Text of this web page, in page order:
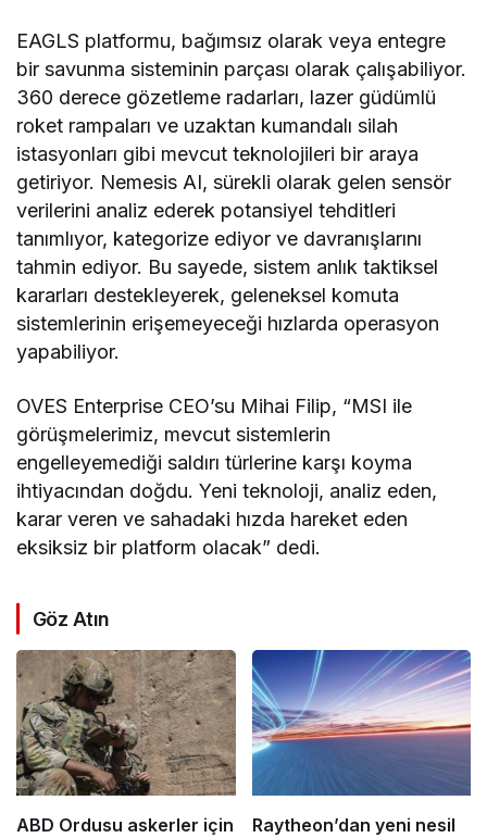
EAGLS platformu, bağımsız olarak veya entegre
bir savunma sisteminin parçası olarak çalışabiliyor.
360 derece gözetleme radarları, lazer güdümlü
roket rampaları ve uzaktan kumandalı silah
istasyonları gibi mevcut teknolojileri bir araya
getiriyor. Nemesis AI, sürekli olarak gelen sensör
verilerini analiz ederek potansiyel tehditleri
tanımlıyor, kategorize ediyor ve davranışlarını
tahmin ediyor. Bu sayede, sistem anlık taktiksel
kararları destekleyerek, geleneksel komuta
sistemlerinin erişemeyeceği hızlarda operasyon
yapabiliyor.
OVES Enterprise CEO’su Mihai Filip, “MSI ile
görüşmelerimiz, mevcut sistemlerin
engelleyemediği saldırı türlerine karşı koyma
ihtiyacından doğdu. Yeni teknoloji, analiz eden,
karar veren ve sahadaki hızda hareket eden
eksiksiz bir platform olacak” dedi.
Göz Atın
ABD Ordusu askerler için
Raytheon’dan yeni nesil